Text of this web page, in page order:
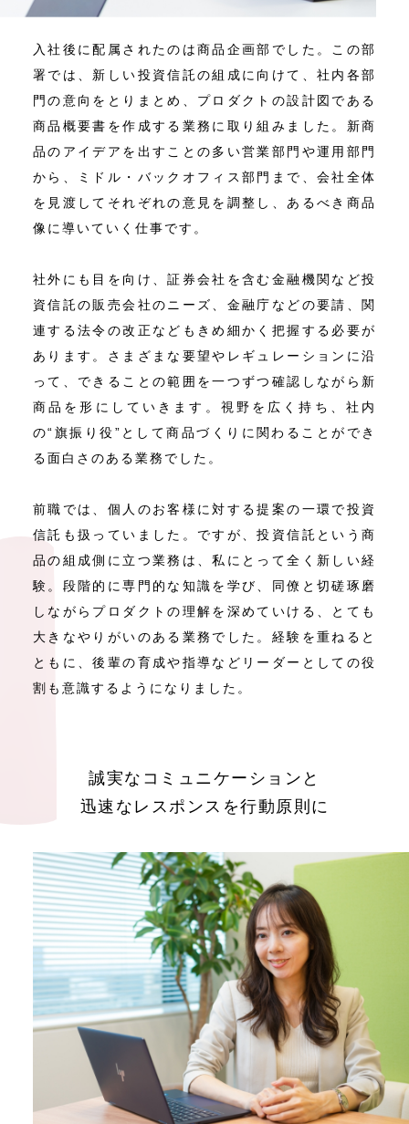
入社後に配属されたのは商品企画部でした。この部
署では、新しい投資信託の組成に向けて、社内各部
門の意向をとりまとめ、プロダクトの設計図である
商品概要書を作成する業務に取り組みました。新商
品のアイデアを出すことの多い営業部門や運用部門
から、ミドル・バックオフィス部門まで、会社全体
を見渡してそれぞれの意見を調整し、あるべき商品
像に導いていく仕事です。
社外にも目を向け、証券会社を含む金融機関など投
資信託の販売会社のニーズ、金融庁などの要請、関
連する法令の改正などもきめ細かく把握する必要が
あります。さまざまな要望やレギュレーションに沿
って、できることの範囲を一つずつ確認しながら新
商品を形にしていきます。視野を広く持ち、社内
の“旗振り役”として商品づくりに関わることができ
る面白さのある業務でした。
前職では、個人のお客様に対する提案の一環で投資
信託も扱っていました。ですが、投資信託という商
品の組成側に立つ業務は、私にとって全く新しい経
験。段階的に専門的な知識を学び、同僚と切磋琢磨
しながらプロダクトの理解を深めていける、とても
大きなやりがいのある業務でした。経験を重ねると
ともに、後輩の育成や指導などリーダーとしての役
割も意識するようになりました。
誠実なコミュニケーションと
迅速なレスポンスを行動原則に